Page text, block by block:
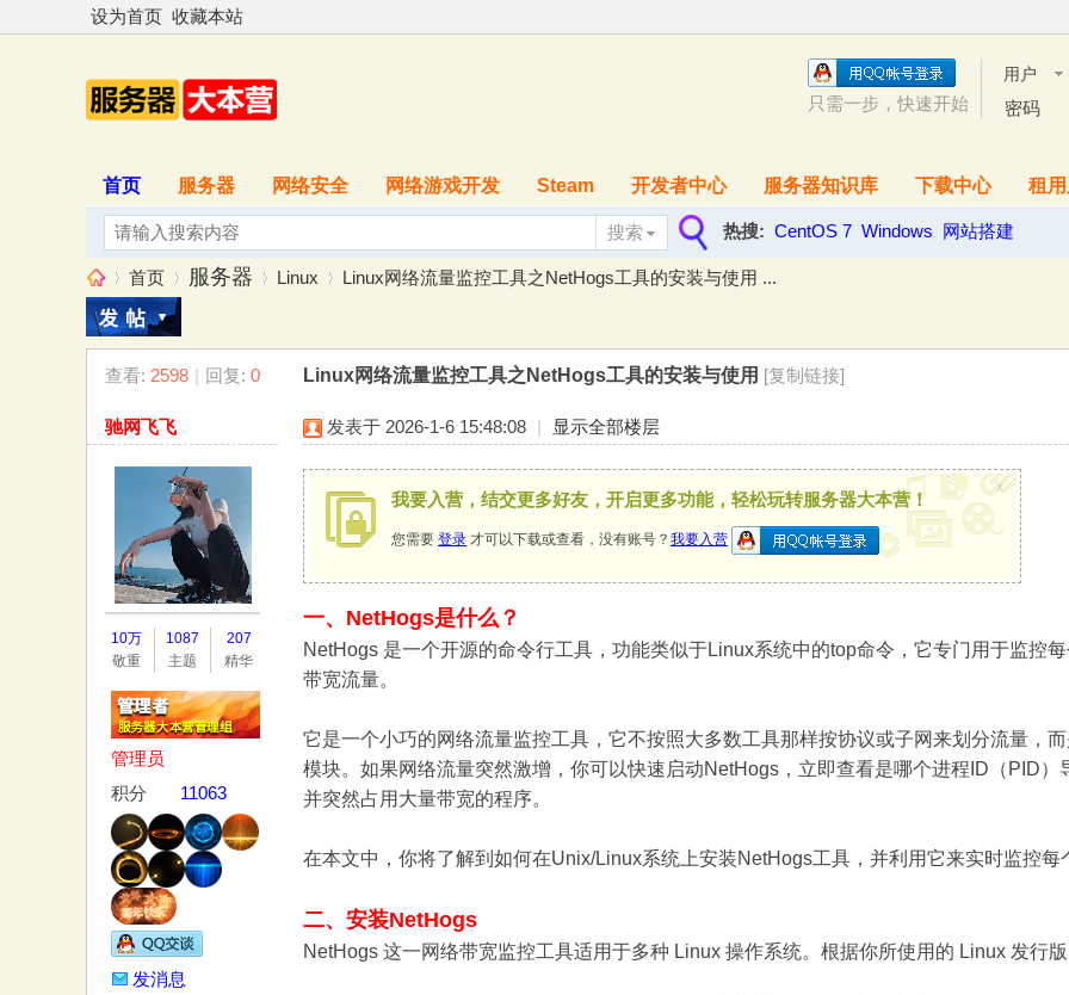
设为首页 收藏本站
用户
名
密码
只需一步，快速开始
首页 服务器 网络安全 网络游戏开发 Steam 开发者中心 服务器知识库 下载中心 租
搜索
搜
索
热搜: CentOS 7 Windows 网站搭建
»
首页
›
服务器
›
Linux
›
Linux网络流量监控工具之NetHogs工具的安装与使用 ...
查看: 2598 | 回复: 0 Linux网络流量监控工具之NetHogs工具的安装与使用 [复制链接]
驰网飞飞
10万
敬重
1087
主题
207
精华
管理员
积分
11063
发消息
发表于 2026-1-6 15:48:08 | 显示全部楼层
我要入营，结交更多好友，开启更多功能，轻松玩转服务器大本营！
您需要 登录 才可以下载或查看，没有账号？ 我要入营
x
一、NetHogs是什么？
NetHogs 是一个开源的命令行工具，功能类似于Linux系统中的top命令，它专门用于监控
带宽流量。
它是一个小巧的网络流量监控工具，它不按照大多数工具那样按协议或子网来划分流量，
模块。如果网络流量突然激增，你可以快速启动NetHogs，立即查看是哪个进程ID（PID
并突然占用大量带宽的程序。
在本文中，你将了解到如何在Unix/Linux系统上安装NetHogs工具，并利用它来实时监控
二、安装NetHogs
NetHogs 这一网络带宽监控工具适用于多种 Linux 操作系统。根据你所使用的 Linux 发行